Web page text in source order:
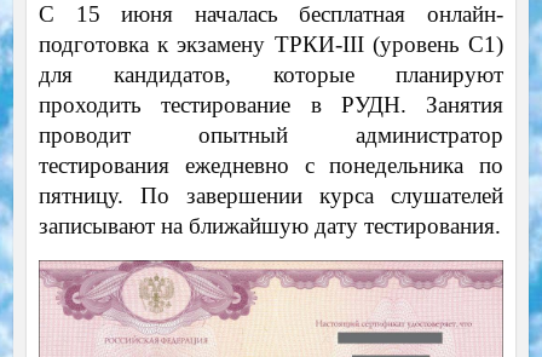
С 15 июня началась бесплатная онлайн-
подготовка к экзамену ТРКИ-III (уровень C1)
для кандидатов, которые планируют
проходить тестирование в РУДН. Занятия
проводит опытный администратор
тестирования ежедневно с понедельника по
пятницу. По завершении курса слушателей
записывают на ближайшую дату тестирования.